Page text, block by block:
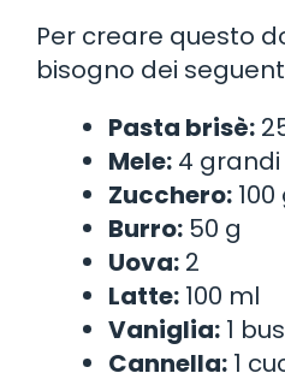
Per creare questo
bisogno dei
Pasta brisè:
Mele: 4
Zucchero: 100
Burro: 50 g
Uova: 2
Latte: 100 ml
Vaniglia: 1
Cannella: 1